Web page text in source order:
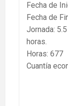
Fecha de
Fecha de
Jornada:
horas.
Horas: 677
Cuantía